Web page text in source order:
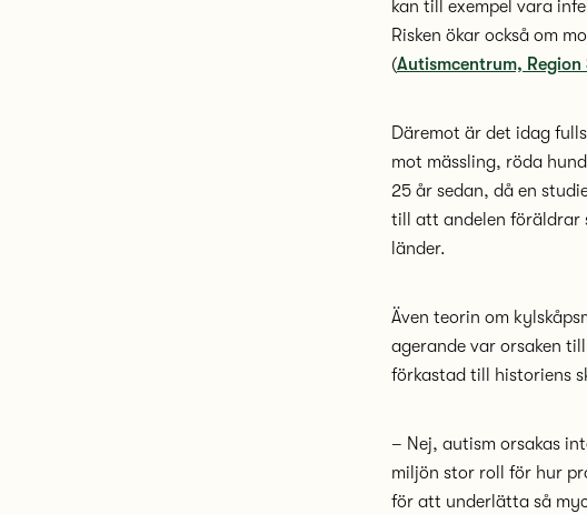
kan till exempel vara
Risken ökar också om
(Autismcentrum, Region
Däremot är det idag
mot mässling, röda
25 år sedan, då en
till att andelen föräldrar
länder.
Även teorin om
agerande var orsaken
förkastad till historiens
– Nej, autism orsakas
miljön stor roll för hur
för att underlätta så